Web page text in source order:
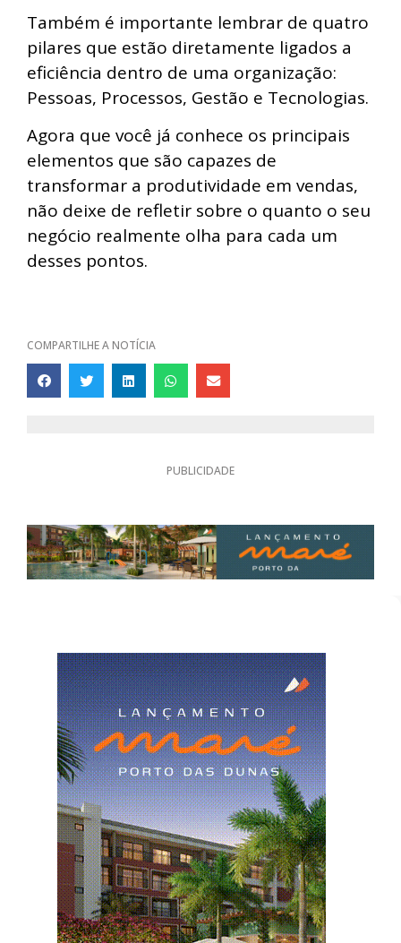
Também é importante lembrar de quatro
pilares que estão diretamente ligados a
eficiência dentro de uma organização:
Pessoas, Processos, Gestão e Tecnologias.
Agora que você já conhece os principais
elementos que são capazes de
transformar a produtividade em vendas,
não deixe de refletir sobre o quanto o seu
negócio realmente olha para cada um
desses pontos.
COMPARTILHE A NOTÍCIA
PUBLICIDADE